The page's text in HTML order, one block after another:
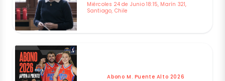
Miércoles 24 de Junio 18:15, Marín 321,
Santiago, Chile
Abono M. Puente Alto 2026